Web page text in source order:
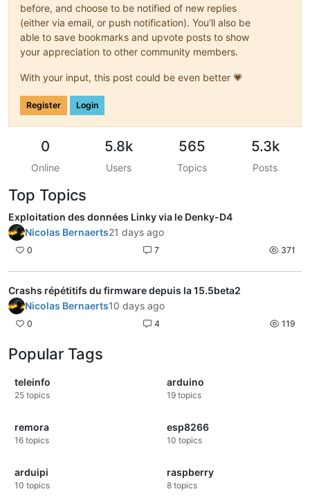
before, and choose to be notified of new replies
(either via email, or push notification). You'll also be
able to save bookmarks and upvote posts to show
your appreciation to other community members.
With your input, this post could be even better 💗
Register Login
0
Online
5.8k
Users
565
Topics
5.3k
Posts
Top Topics
Exploitation des données Linky via le Denky-D4
Nicolas Bernaerts21 days ago
0 7 371
Crashs répétitifs du firmware depuis la 15.5beta2
Nicolas Bernaerts10 days ago
0 4 119
Popular Tags
teleinfo
25 topics
arduino
19 topics
remora
16 topics
esp8266
10 topics
arduipi
10 topics
raspberry
8 topics